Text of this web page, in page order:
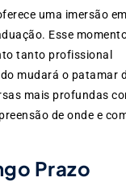
uma imersão
Esse
tanto profissional
mudará o patamar
mais profundas
de onde e
Prazo